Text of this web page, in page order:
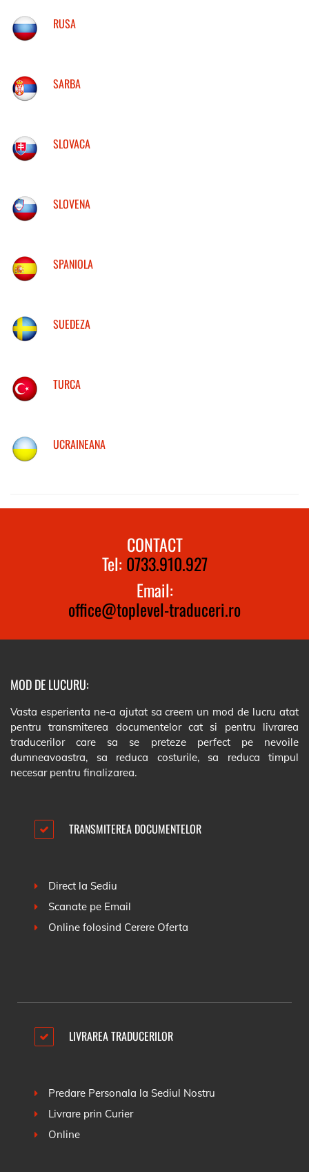
RUSA
SARBA
SLOVACA
SLOVENA
SPANIOLA
SUEDEZA
TURCA
UCRAINEANA
CONTACT
Tel: 0733.910.927
Email:
office@toplevel-traduceri.ro
MOD DE LUCURU:
Vasta esperienta ne-a ajutat sa creem un mod de lucru atat
pentru transmiterea documentelor cat si pentru livrarea
traducerilor care sa se preteze perfect pe nevoile
dumneavoastra, sa reduca costurile, sa reduca timpul
necesar pentru finalizarea.
TRANSMITEREA DOCUMENTELOR
Direct la Sediu
Scanate pe Email
Online folosind Cerere Oferta
LIVRAREA TRADUCERILOR
Predare Personala la Sediul Nostru
Livrare prin Curier
Online